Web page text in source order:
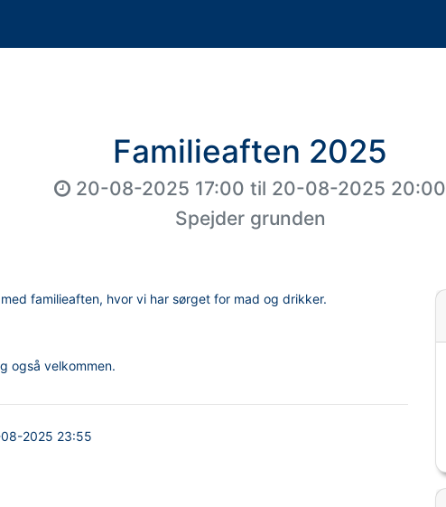
Familieaften 2025
20-08-2025 17:00 til 20-08-2025 20:00
Spejder grunden
familieaften, hvor vi har sørget for mad og drikker.
også velkommen.
2025 23:55